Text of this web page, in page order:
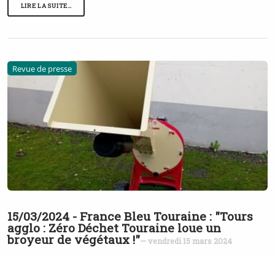
LIRE LA SUITE…
Revue de presse
15/03/2024 - France Bleu Touraine : "Tours
agglo : Zéro Déchet Touraine loue un
broyeur de végétaux !"— vendredi 15 mars 2024